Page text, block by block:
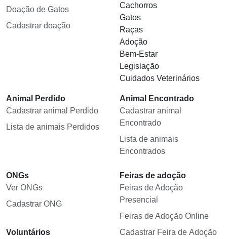
Doação de Gatos
Cadastrar doação
Cachorros
Gatos
Raças
Adoção
Bem-Estar
Legislação
Cuidados Veterinários
Animal Perdido
Cadastrar animal Perdido
Lista de animais Perdidos
Animal Encontrado
Cadastrar animal
Encontrado
Lista de animais
Encontrados
ONGs
Ver ONGs
Cadastrar ONG
Voluntários
Feiras de adoção
Feiras de Adoção
Presencial
Feiras de Adoção Online
Cadastrar Feira de Adoção